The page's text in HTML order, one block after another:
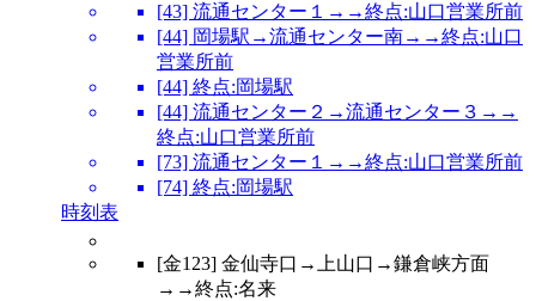
[43] 流通センター１→→終点:山口営業所前
[44] 岡場駅→流通センター南→→終点:山口
営業所前
[44] 終点:岡場駅
[44] 流通センター２→流通センター３→→
終点:山口営業所前
[73] 流通センター１→→終点:山口営業所前
[74] 終点:岡場駅
時刻表
[金123] 金仙寺口→上山口→鎌倉峡方面
→→終点:名来